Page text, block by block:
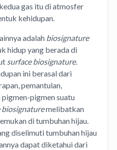
gas itu di atmosfer
kehidupan.
adalah biosignature
hidup yang berada di
surface biosignature.
ini berasal dari
pemantulan,
pigmen suatu
biosignaturemelibatkan
di tumbuhan hijau.
diselimuti tumbuhan hijau
dapat diketahui dari